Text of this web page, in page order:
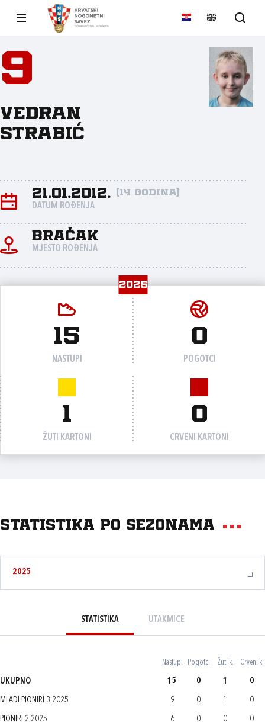
9
Vedran
Strabić
21.01.2012. (14 godina)
DATUM ROĐENJA
Bračak
MJESTO ROĐENJA
2025
15
NASTUPI
0
POGOTCI
1
ŽUTI KARTONI
0
CRVENI KARTONI
Statistika po sezonama
2025
STATISTIKA UTAKMICE
Nastupi Pogotci Žuti k. Crveni k.
UKUPNO 15 0 1 0
MLAĐI PIONIRI 3 2025 9 0 1 0
PIONIRI 2 2025 6 0 0 0